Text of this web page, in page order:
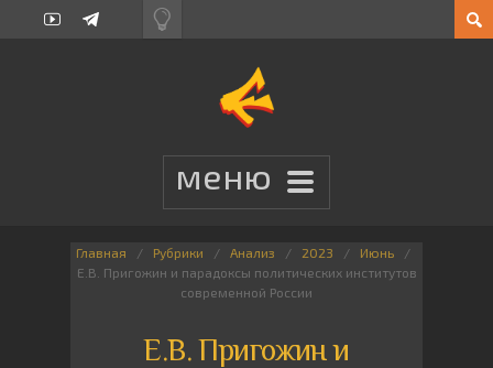
Главная Рубрики Анализ 2023
Июнь
Е.В. Пригожин и парадоксы политических институтов
современной России
Е.В. Пригожин и